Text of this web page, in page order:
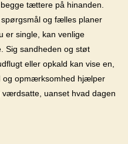
tættere på hinanden.
og fælles planer
er single, kan venlige
Sig sandheden og støt
eller opkald kan vise en,
og opmærksomhed hjælper
uanset hvad dagen